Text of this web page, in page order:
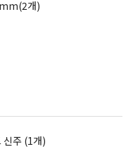
개)
신주 (1개)